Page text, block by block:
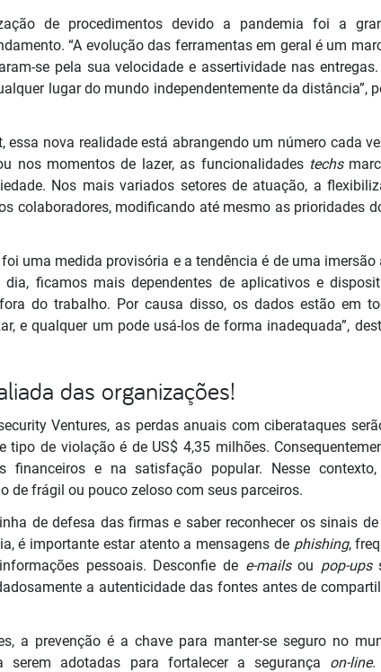
de procedimentos devido a pandemia foi a
“A evolução das ferramentas em geral é um
se pela sua velocidade e assertividade nas
lugar do mundo independentemente da distância”,
essa nova realidade está abrangendo um número cada
nos momentos de lazer, as funcionalidades techs
Nos mais variados setores de atuação, a
colaboradores, modificando até mesmo as prioridades
uma medida provisória e a tendência é de uma
dia, ficamos mais dependentes de aplicativos e
do trabalho. Por causa disso, os dados estão em
e qualquer um pode usá-los de forma inadequada”,
das organizações!
Ventures, as perdas anuais com ciberataques
tipo de violação é de US$ 4,35 milhões.
financeiros e na satisfação popular. Nesse
de frágil ou pouco zeloso com seus parceiros.
de defesa das firmas e saber reconhecer os sinais
é importante estar atento a mensagens de phishing,
pessoais. Desconfie de e-mailsou pop-ups
a autenticidade das fontes antes de
a prevenção é a chave para manter-se seguro no
serem adotadas para fortalecer a segurança on-line.